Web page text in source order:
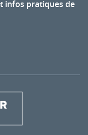
infos pratiques de